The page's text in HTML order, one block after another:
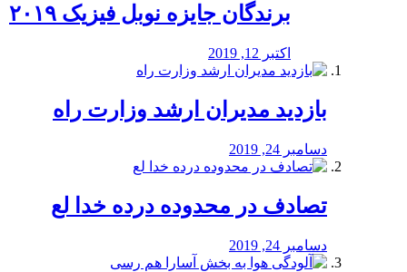
برندگان جایزه نوبل فیزیک ۲۰۱۹
اکتبر 12, 2019
بازدید مدیران ارشد وزارت راه
دسامبر 24, 2019
تصادف در محدوده درده خدا لع
دسامبر 24, 2019